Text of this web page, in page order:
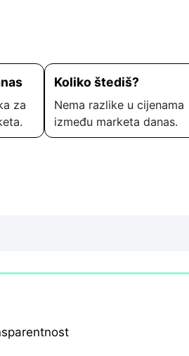
za
Koliko štediš?
Nema razlike u cijenama
između marketa danas.